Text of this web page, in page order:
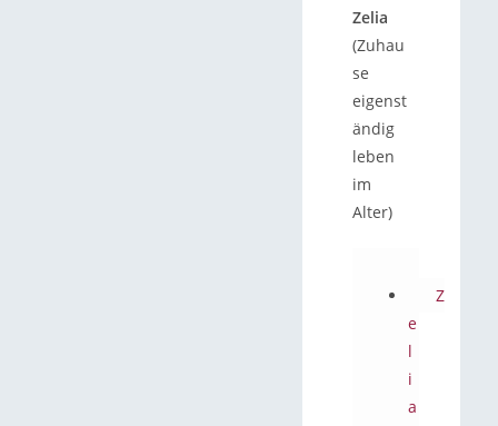
Zelia
(Zuhau
se
eigenst
ändig
leben
im
Alter)
Z
e
l
i
a